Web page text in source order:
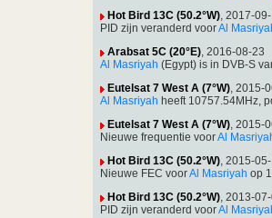
Hot Bird 13C (50.2°W), 2017-
PID zijn veranderd voorAl
Arabsat 5C (20°E), 2016-08-23
Al Masriyah (Egypt) is in DVB-S
Eutelsat 7 West A (7°W), 2015-
Al Masriyah heeft 10757.54MHz,
Eutelsat 7 West A (7°W), 2015-
Nieuwe frequentie voorAl
Hot Bird 13C (50.2°W), 2015-
Nieuwe FEC voorAl Masriyah op
Hot Bird 13C (50.2°W), 2013-
PID zijn veranderd voorAl